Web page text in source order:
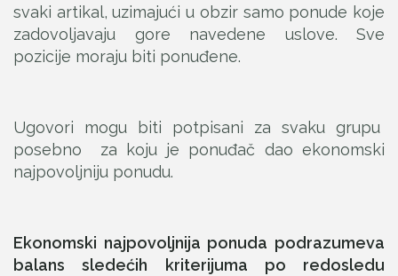
svaki artikal, uzimajući u obzir samo ponude koje
zadovoljavaju gore navedene uslove. Sve
pozicije moraju biti ponuđene.
Ugovori mogu biti potpisani za svaku grupu
posebno za koju je ponuđač dao ekonomski
najpovoljniju ponudu.
Ekonomski najpovoljnija ponuda podrazumeva
balans sledećih kriterijuma po redosledu